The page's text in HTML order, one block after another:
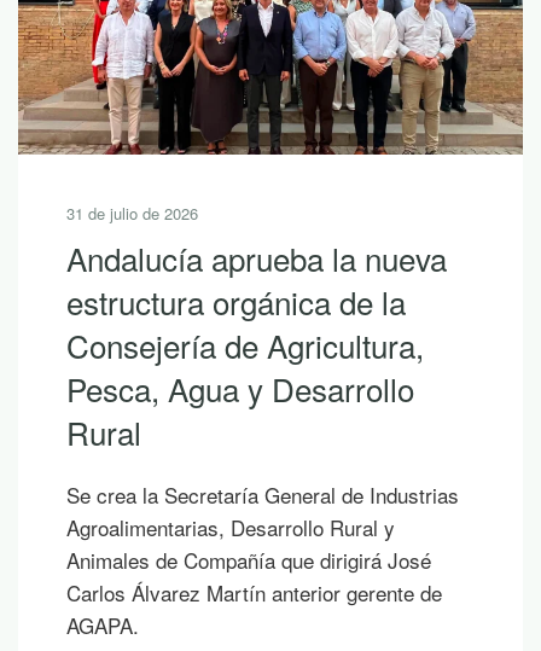
31 de julio de 2026
Andalucía aprueba la nueva
estructura orgánica de la
Consejería de Agricultura,
Pesca, Agua y Desarrollo
Rural
Se crea la Secretaría General de Industrias
Agroalimentarias, Desarrollo Rural y
Animales de Compañía que dirigirá José
Carlos Álvarez Martín anterior gerente de
AGAPA.